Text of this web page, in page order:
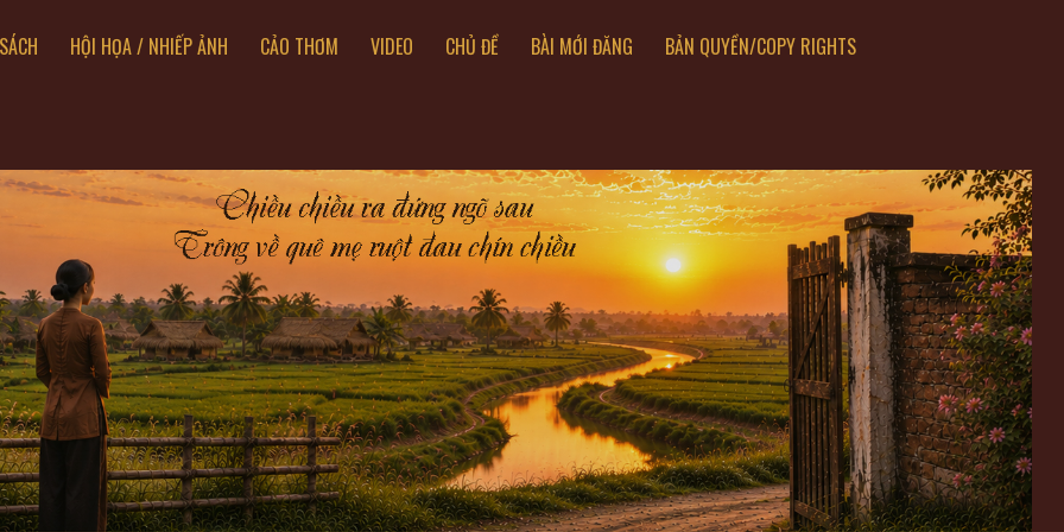
SÁCH HỘI HỌA / NHIẾP ẢNH CẢO THƠM VIDEO CHỦ ĐỀ BÀI MỚI ĐĂNG BẢN QUYỀN/COPY RIGHTS